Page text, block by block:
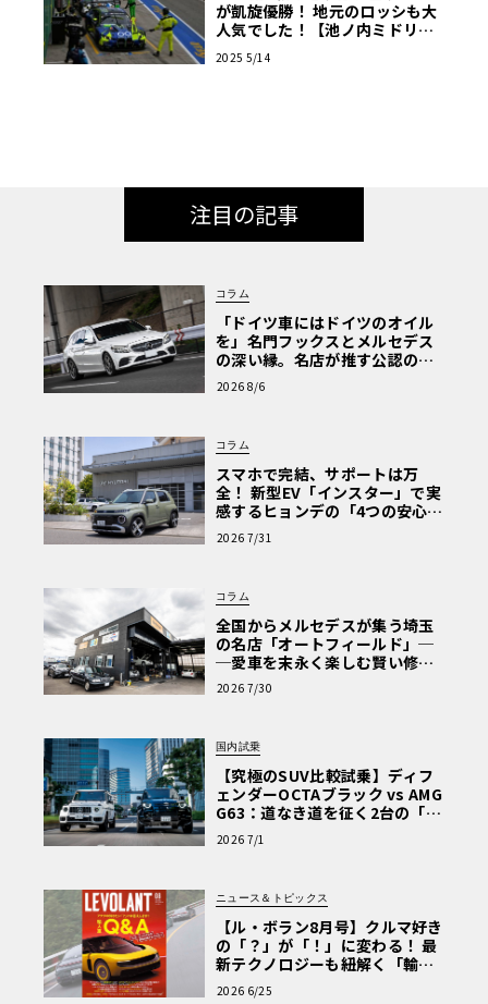
が凱旋優勝！ 地元のロッシも大
人気でした！【池ノ内ミドリの
2025 5/14
注目の記事
コラム
「ドイツ車にはドイツのオイル
を」名門フックスとメルセデス
の深い縁。名店が推す公認の安
心と、Cクラスで味わうシルキー
な走り〈PR〉
2026 8/6
コラム
スマホで完結、サポートは万
全！ 新型EV「インスター」で実
感するヒョンデの「4つの安心」
【第1回・ヒョンデ6つの疑問：
Why? Hyundai?】〈PR〉
2026 7/31
コラム
全国からメルセデスが集う埼玉
の名店「オートフィールド」─
─愛車を末永く楽しむ賢い修理
術と、プロがフックス製オイル
を選ぶ理由〈PR〉
2026 7/30
国内試乗
【究極のSUV比較試乗】ディフ
ェンダーOCTAブラック vs AMG
G63：道なき道を征く2台の「対
極的アプローチ」
2026 7/1
ニュース＆トピックス
【ル・ボラン8月号】クルマ好き
の「？」が「！」に変わる！ 最
新テクノロジーも紐解く「輸入
車Q&A」
2026 6/25